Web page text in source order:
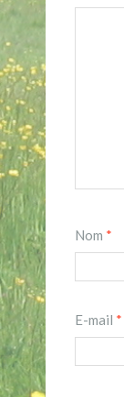
Nom *
E-mail *